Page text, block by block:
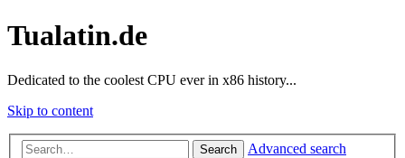
Tualatin.de
Dedicated to the coolest CPU ever in x86 history...
Skip to content
Search Advanced search